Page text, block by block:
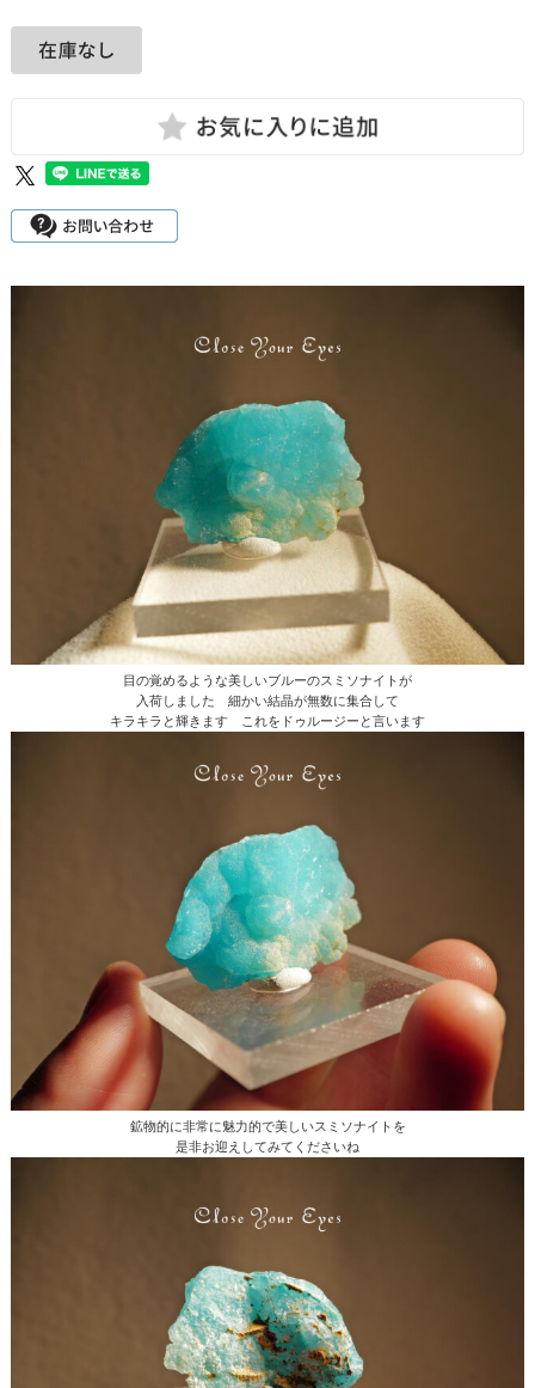
目の覚めるような美しいブルーのスミソナイトが
入荷しました 細かい結晶が無数に集合して
キラキラと輝きます これをドゥルージーと言います
鉱物的に非常に魅力的で美しいスミソナイトを
是非お迎えしてみてくださいね